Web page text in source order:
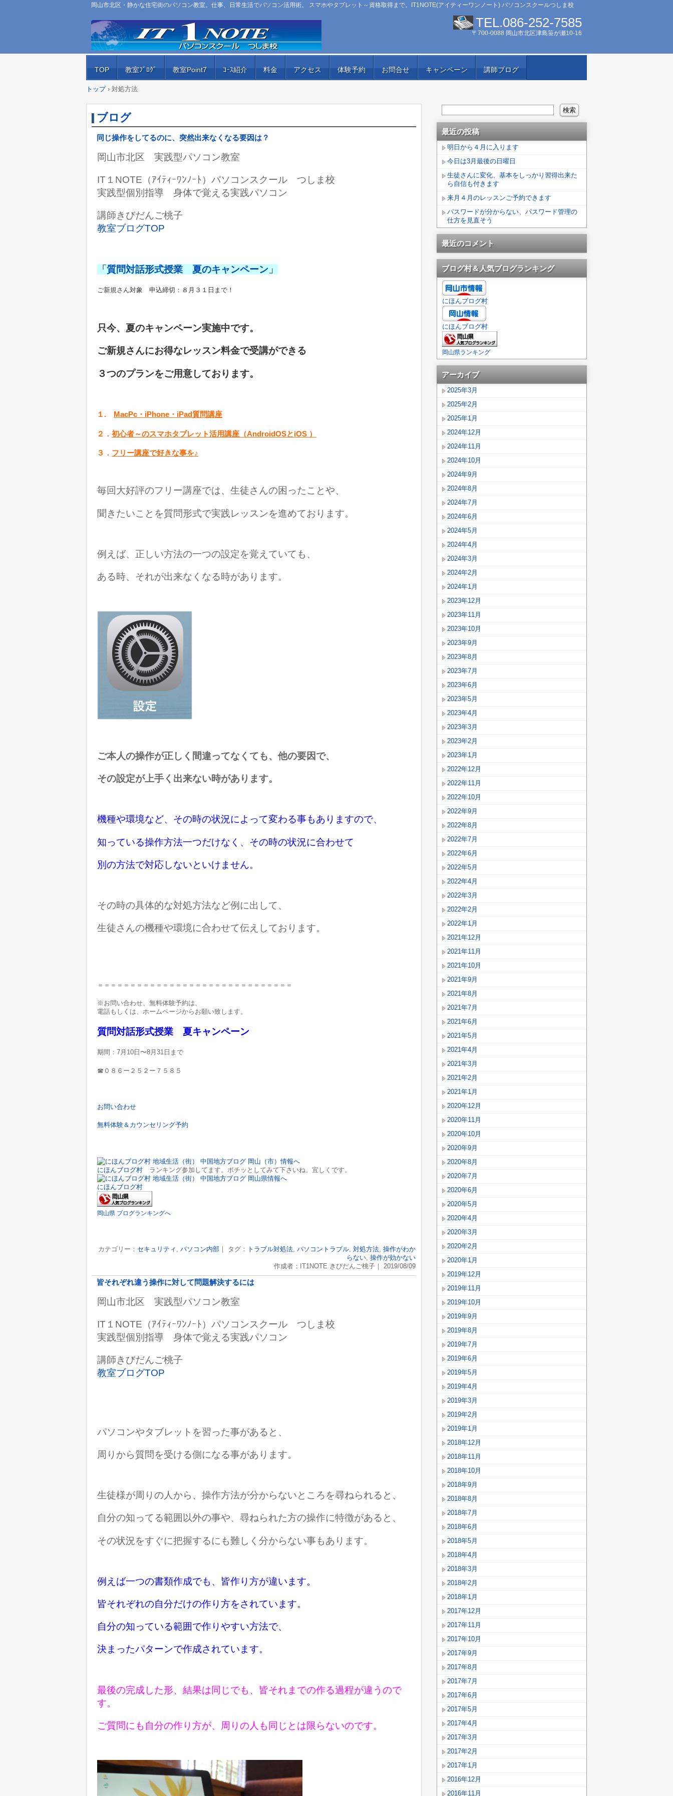
岡山市北区・静かな住宅街のパソコン教室。仕事、日常生活でパソコン活用術。 スマホやタブレット～資格取得まで。IT1NOTE(アイティーワンノート) パソコンスクールつしま校
TEL.086-252-7585
〒700-0088 岡山市北区津島笹が瀬10-16
TOP 教室ﾌﾞﾛｸﾞ 教室Point7 ｺｰｽ紹介 料金 アクセス 体験予約 お問合せ キャンペーン 講師ブログ
トップ› 対処方法
ブログ
同じ操作をしてるのに、突然出来なくなる要因は？
岡山市北区 実践型パソコン教室
IT１NOTE（ｱｲﾃｨｰﾜﾝﾉｰﾄ）パソコンスクール つしま校
実践型個別指導 身体で覚える実践パソコン
講師きびだんご桃子
教室ブログTOP
「質問対話形式授業 夏のキャンペーン 」
ご新規さん対象 申込締切：８月３１日まで！
只今、夏のキャンペーン実施中です。
ご新規さんにお得なレッスン料金で受講ができる
３つのプランをご用意しております。
１. MacPc・iPhone・iPad質問講座
２． 初心者～のスマホタブレット活用講座（AndroidOSとiOS ）
３． フリー講座で好きな事を♪
毎回大好評のフリー講座では、生徒さんの困ったことや、
聞きたいことを質問形式で実践レッスンを進めております。
例えば、正しい方法の一つの設定を覚えていても、
ある時、それが出来なくなる時があります。
ご本人の操作が正しく間違ってなくても、他の要因で、
その設定が上手く出来ない時があります。
機種や環境など、その時の状況によって変わる事もありますので、
知っている操作方法一つだけなく、その時の状況に合わせて
別の方法で対応しないといけません。
その時の具体的な対処方法など例に出して、
生徒さんの機種や環境に合わせて伝えしております。
＝＝＝＝＝＝＝＝＝＝＝＝＝＝＝＝＝＝＝＝＝＝＝＝＝＝＝＝＝＝
※お問い合わせ、無料体験予約は、
電話もしくは、ホームページからお願い致します。
質問対話形式授業 夏キャンペーン
期間：7月10日〜8月31日まで
☎︎０８６ー２５２ー７５８５
お問い合わせ
無料体験＆カウンセリング予約
にほんブログ村 ランキング参加してます。ポチッとしてみて下さいね。宜しくです。
にほんブログ村
岡山県 ブログランキングへ
カテゴリー： セキュリティ パソコン内部｜ タグ： トラブル対処法, パソコントラブル, 対処方法, 操作がわか
らない, 操作が効かない
作成者：IT1NOTE きびだんご桃子｜ 2019/08/09
皆それぞれ違う操作に対して問題解決するには
岡山市北区 実践型パソコン教室
IT１NOTE（ｱｲﾃｨｰﾜﾝﾉｰﾄ）パソコンスクール つしま校
実践型個別指導 身体で覚える実践パソコン
講師きびだんご桃子
教室ブログTOP
パソコンやタブレットを習った事があると、
周りから質問を受ける側になる事があります。
生徒様が周りの人から、操作方法が分からないところを尋ねられると、
自分の知ってる範囲以外の事や、尋ねられた方の操作に特徴があると、
その状況をすぐに把握するにも難しく分からない事もあります。
例えば一つの書類作成でも、皆作り方が違います。
皆それぞれの自分だけの作り方をされています。
自分の知っている範囲で作りやすい方法で、
決まったパターンで作成されています。
最後の完成した形、結果は同じでも、 皆それまでの作る過程が違うので
す。
ご質問にも自分の作り方が、 周りの人も 同じとは限らないのです。
最近の投稿
明日から４月に入ります
今日は3月最後の日曜日
生徒さんに変化、基本をしっかり習得出来た
ら自信も付きます
来月４月のレッスンご予約できます
パスワードが分からない、パスワード管理の
仕方を見直そう
最近のコメント
ブログ村＆人気ブログランキング
にほんブログ村
にほんブログ村
岡山県ランキング
アーカイブ
2025年3月
2025年2月
2025年1月
2024年12月
2024年11月
2024年10月
2024年9月
2024年8月
2024年7月
2024年6月
2024年5月
2024年4月
2024年3月
2024年2月
2024年1月
2023年12月
2023年11月
2023年10月
2023年9月
2023年8月
2023年7月
2023年6月
2023年5月
2023年4月
2023年3月
2023年2月
2023年1月
2022年12月
2022年11月
2022年10月
2022年9月
2022年8月
2022年7月
2022年6月
2022年5月
2022年4月
2022年3月
2022年2月
2022年1月
2021年12月
2021年11月
2021年10月
2021年9月
2021年8月
2021年7月
2021年6月
2021年5月
2021年4月
2021年3月
2021年2月
2021年1月
2020年12月
2020年11月
2020年10月
2020年9月
2020年8月
2020年7月
2020年6月
2020年5月
2020年4月
2020年3月
2020年2月
2020年1月
2019年12月
2019年11月
2019年10月
2019年9月
2019年8月
2019年7月
2019年6月
2019年5月
2019年4月
2019年3月
2019年2月
2019年1月
2018年12月
2018年11月
2018年10月
2018年9月
2018年8月
2018年7月
2018年6月
2018年5月
2018年4月
2018年3月
2018年2月
2018年1月
2017年12月
2017年11月
2017年10月
2017年9月
2017年8月
2017年7月
2017年6月
2017年5月
2017年4月
2017年3月
2017年2月
2017年1月
2016年12月
2016年11月